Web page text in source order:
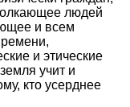
людей
и всем
и этические
учит и
кто усерднее